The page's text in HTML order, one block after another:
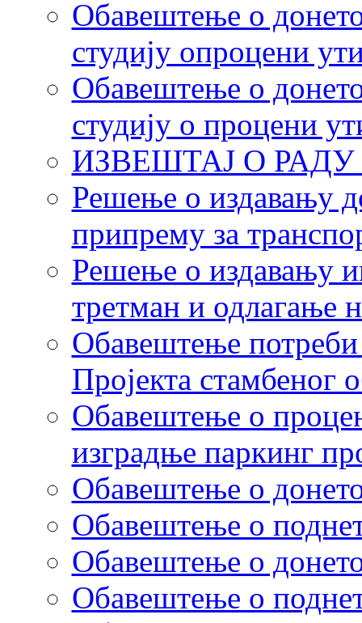
Обавештење о
студију опроцени
Обавештење о
студију о процени
ИЗВЕШТАЈ О РАДУ
Решење о издавању
припрему за
Решење о издавању
третман и одлагање
Обавештење
Пројекта стамбеног
Обавештење о
изградње паркинг
Обавештење о
Обавештење о
Обавештење о
Обавештење о